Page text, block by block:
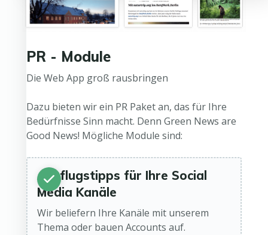
PR - Module
Die Web App groß rausbringen
Dazu bieten wir ein PR Paket an, das für Ihre
Bedürfnisse Sinn macht. Denn Green News are
Good News! Mögliche Module sind:
Ausflugstipps für Ihre Social
Media Kanäle
Wir beliefern Ihre Kanäle mit unserem
Thema oder bauen Accounts auf.